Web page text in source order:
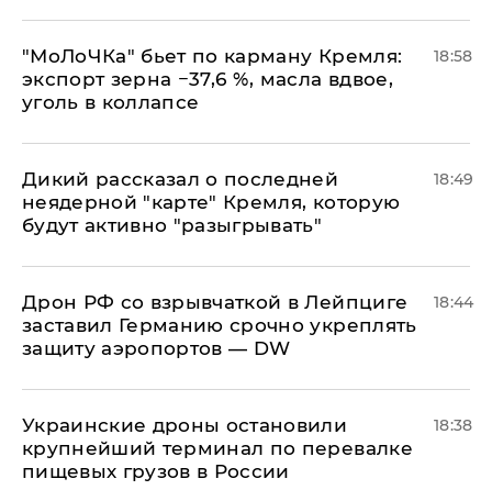
​"МоЛоЧКа" бьет по карману Кремля:
экспорт зерна −37,6 %, масла вдвое,
уголь в коллапсе
18:58
Дикий рассказал о последней
неядерной "карте" Кремля, которую
будут активно "разыгрывать"
18:49
​Дрон РФ со взрывчаткой в Лейпциге
заставил Германию срочно укреплять
защиту аэропортов — DW
18:44
Украинские дроны остановили
крупнейший терминал по перевалке
пищевых грузов в России
18:38